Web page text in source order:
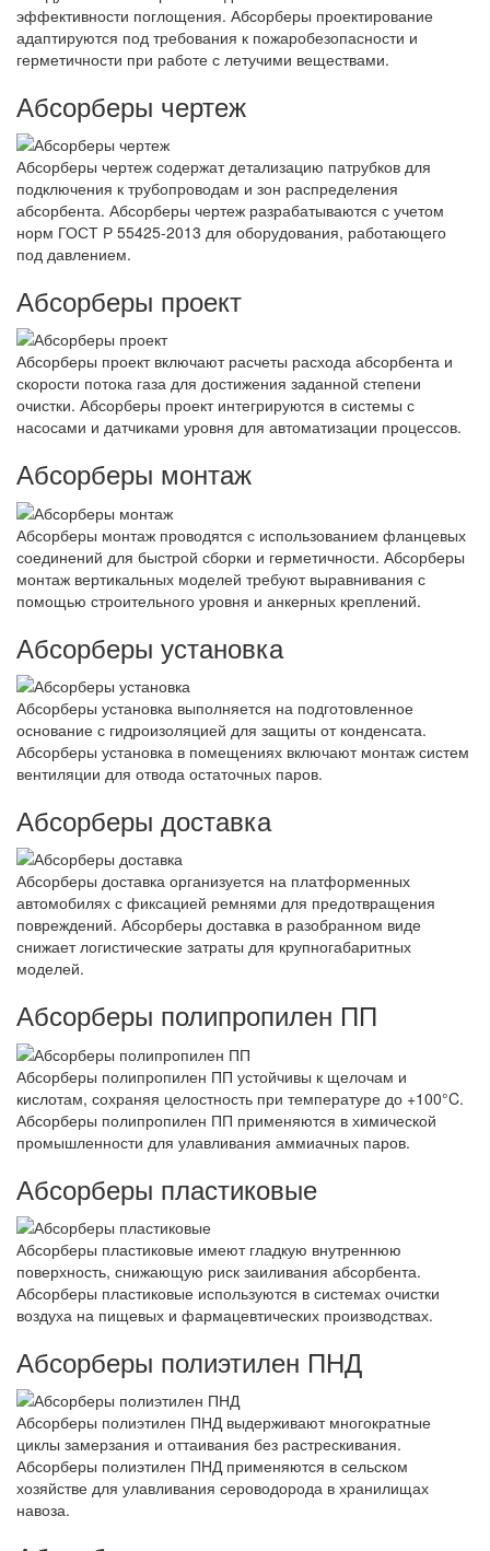
эффективности поглощения. Абсорберы проектирование
адаптируются под требования к пожаробезопасности и
герметичности при работе с летучими веществами.
Абсорберы чертеж
Абсорберы чертеж содержат детализацию патрубков для
подключения к трубопроводам и зон распределения
абсорбента. Абсорберы чертеж разрабатываются с учетом
норм ГОСТ Р 55425-2013 для оборудования, работающего
под давлением.
Абсорберы проект
Абсорберы проект включают расчеты расхода абсорбента и
скорости потока газа для достижения заданной степени
очистки. Абсорберы проект интегрируются в системы с
насосами и датчиками уровня для автоматизации процессов.
Абсорберы монтаж
Абсорберы монтаж проводятся с использованием фланцевых
соединений для быстрой сборки и герметичности. Абсорберы
монтаж вертикальных моделей требуют выравнивания с
помощью строительного уровня и анкерных креплений.
Абсорберы установка
Абсорберы установка выполняется на подготовленное
основание с гидроизоляцией для защиты от конденсата.
Абсорберы установка в помещениях включают монтаж систем
вентиляции для отвода остаточных паров.
Абсорберы доставка
Абсорберы доставка организуется на платформенных
автомобилях с фиксацией ремнями для предотвращения
повреждений. Абсорберы доставка в разобранном виде
снижает логистические затраты для крупногабаритных
моделей.
Абсорберы полипропилен ПП
Абсорберы полипропилен ПП устойчивы к щелочам и
кислотам, сохраняя целостность при температуре до +100°C.
Абсорберы полипропилен ПП применяются в химической
промышленности для улавливания аммиачных паров.
Абсорберы пластиковые
Абсорберы пластиковые имеют гладкую внутреннюю
поверхность, снижающую риск заиливания абсорбента.
Абсорберы пластиковые используются в системах очистки
воздуха на пищевых и фармацевтических производствах.
Абсорберы полиэтилен ПНД
Абсорберы полиэтилен ПНД выдерживают многократные
циклы замерзания и оттаивания без растрескивания.
Абсорберы полиэтилен ПНД применяются в сельском
хозяйстве для улавливания сероводорода в хранилищах
навоза.